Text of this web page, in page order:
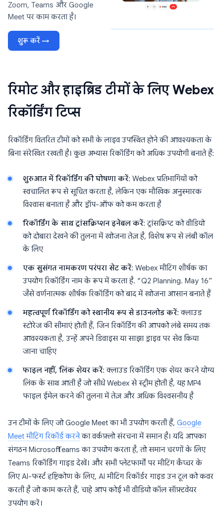
Zoom, Teams और Google
Meet पर काम करता है।
शुरू करें →
रिमोट और हाइब्रिड टीमों के लिए Webex
रिकॉर्डिंग टिप्स
रिकॉर्डिंग वितरित टीमों को सभी के लाइव उपस्थित होने की आवश्यकता के
बिना संरेखित रखती है। कुछ अभ्यास रिकॉर्डिंग को अधिक उपयोगी बनाते हैं:
शुरुआत में रिकॉर्डिंग की घोषणा करें: Webex प्रतिभागियों को
स्वचालित रूप से सूचित करता है, लेकिन एक मौखिक अनुस्मारक
विश्वास बनाता है और ड्रॉप-ऑफ को कम करता है
रिकॉर्डिंग के साथ ट्रांसक्रिप्शन इनेबल करें: ट्रांसक्रिप्ट को वीडियो
को दोबारा देखने की तुलना में खोजना तेज़ है, विशेष रूप से लंबी कॉल
के लिए
एक सुसंगत नामकरण परंपरा सेट करें: Webex मीटिंग शीर्षक का
उपयोग रिकॉर्डिंग नाम के रूप में करता है. “Q2 Planning. May 16”
जैसे वर्णनात्मक शीर्षक रिकॉर्डिंग को बाद में खोजना आसान बनाते हैं
महत्वपूर्ण रिकॉर्डिंग को स्थानीय रूप से डाउनलोड करें: क्लाउड
स्टोरेज की सीमाएं होती हैं, जिन रिकॉर्डिंग की आपको लंबे समय तक
आवश्यकता है, उन्हें अपने डिवाइस या साझा ड्राइव पर सेव किया
जाना चाहिए
फाइल नहीं, लिंक शेयर करें: क्लाउड रिकॉर्डिंग एक शेयर करने योग्य
लिंक के साथ आती है जो सीधे Webex से स्ट्रीम होती है, यह MP4
फाइल ईमेल करने की तुलना में तेज़ और अधिक विश्वसनीय है
उन टीमों के लिए जो Google Meet का भी उपयोग करती हैं, Google
Meet मीटिंग रिकॉर्ड करनेका वर्कफ़्लो संरचना में समान है। यदि आपका
संगठन Microsoft Teams का उपयोग करता है, तो समान चरणों के लिए
Teams रिकॉर्डिंग गाइड देखें। और सभी प्लेटफार्मों पर मीटिंग कैप्चर के
लिए AI-फर्स्ट दृष्टिकोण के लिए, AI मीटिंग रिकॉर्डर गाइड उन टूल को कवर
करती है जो काम करते हैं, चाहे आप कोई भी वीडियो कॉल सॉफ़्टवेयर
उपयोग करें।